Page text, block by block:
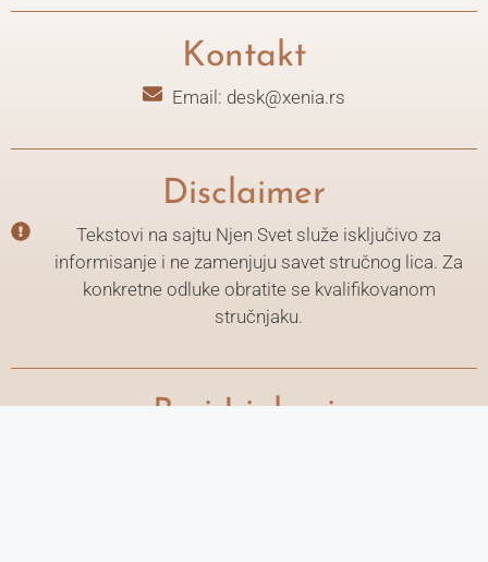
Kontakt
Email: desk@xenia.rs
Disclaimer
Tekstovi na sajtu Njen Svet služe isključivo za
informisanje i ne zamenjuju savet stručnog lica. Za
konkretne odluke obratite se kvalifikovanom
stručnjaku.
Brzi Linkovi